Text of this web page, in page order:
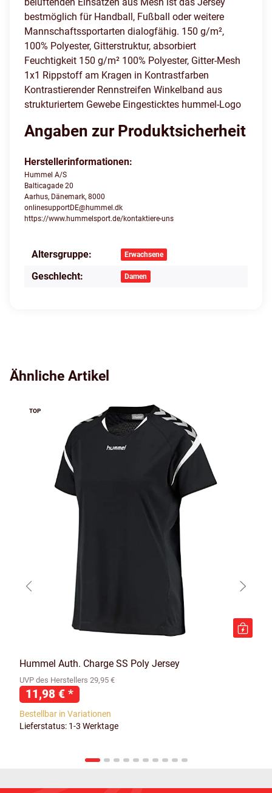
bestmöglich für Handball, Fußball oder weitere
Mannschaftssportarten dialogfähig. 150 g/m²,
100% Polyester, Gitterstruktur, absorbiert
Feuchtigkeit 150 g/m² 100% Polyester, Gitter-Mesh
1x1 Rippstoff am Kragen in Kontrastfarben
Kontrastierender Rennstreifen Winkelband aus
strukturiertem Gewebe Eingesticktes hummel-Logo
Angaben zur Produktsicherheit
Herstellerinformationen:
Hummel A/S
Balticagade 20
Aarhus, Dänemark, 8000
onlinesupportDE@hummel.dk
https://www.hummelsport.de/kontaktiere-uns
Produkteigenschaft
Wert
Altersgruppe: Erwachsene
Geschlecht: Damen
Ähnliche Artikel
TOP
Hummel Auth. Charge SS Poly Jersey
UVP des Herstellers 29,95 €
11,98 € *
Bestellbar in Variationen
Lieferstatus: 1-3 Werktage